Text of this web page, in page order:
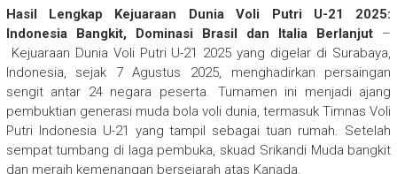
Hasil Lengkap Kejuaraan Dunia Voli Putri U-21 2025:
Indonesia Bangkit, Dominasi Brasil dan Italia Berlanjut –
Kejuaraan Dunia Voli Putri U-21 2025 yang digelar di Surabaya,
Indonesia, sejak 7 Agustus 2025, menghadirkan persaingan
sengit antar 24 negara peserta. Turnamen ini menjadi ajang
pembuktian generasi muda bola voli dunia, termasuk Timnas Voli
Putri Indonesia U-21 yang tampil sebagai tuan rumah. Setelah
sempat tumbang di laga pembuka, skuad Srikandi Muda bangkit
dan meraih kemenangan bersejarah atas Kanada.